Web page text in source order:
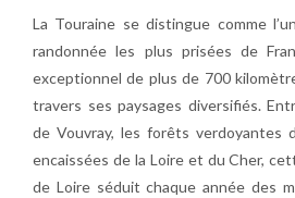
La Touraine se distingue comme
randonnée les plus prisées de
exceptionnel de plus de 700
travers ses paysages diversifiés.
de Vouvray, les forêts verdoyantes
encaissées de la Loire et du Cher,
de Loire séduit chaque année des